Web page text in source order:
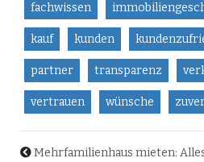
fachwissen
kauf kunden
partner transparenz
vertrauen wünsche
Mehrfamilienhaus mieten: